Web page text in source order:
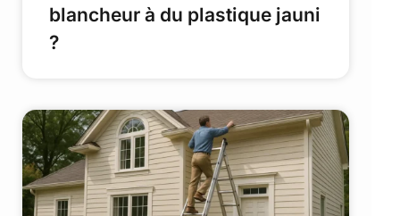
blancheur à du plastique jauni
?